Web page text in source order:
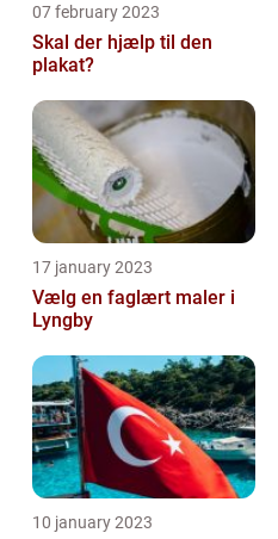
07 february 2023
Skal der hjælp til den
plakat?
17 january 2023
Vælg en faglært maler i
Lyngby
10 january 2023